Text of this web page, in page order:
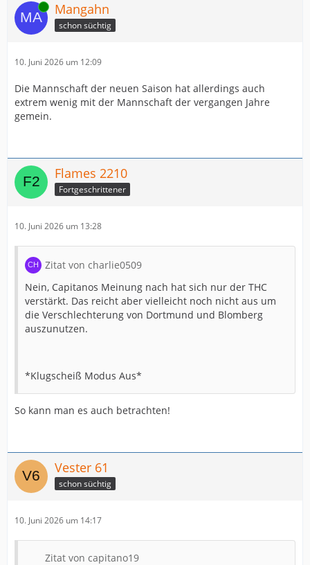
Online Mangahn
schon süchtig
10. Juni 2026 um 12:09
Die Mannschaft der neuen Saison hat allerdings auch
extrem wenig mit der Mannschaft der vergangen Jahre
gemein.
Flames 2210
Fortgeschrittener
10. Juni 2026 um 13:28
Zitat von charlie0509
Nein, Capitanos Meinung nach hat sich nur der THC
verstärkt. Das reicht aber vielleicht noch nicht aus um
die Verschlechterung von Dortmund und Blomberg
auszunutzen.
*Klugscheiß Modus Aus*
So kann man es auch betrachten!
Vester 61
schon süchtig
10. Juni 2026 um 14:17
Zitat von capitano19